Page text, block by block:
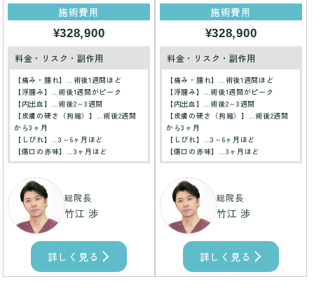
施術費用
¥328,900
料金・リスク・副作用
【痛み・腫れ】…術後1週間ほど
【浮腫み】…術後1週間がピーク
【内出血】…術後2～3週間
【皮膚の硬さ（拘縮）】…術後2週間
から3ヶ月
【しびれ】…3～6ヶ月ほど
【傷口の赤味】…3ヶ月ほど
総院長
竹江 渉
詳しく見る
施術費用
¥328,900
料金・リスク・副作用
【痛み・腫れ】…術後1週間ほど
【浮腫み】…術後1週間がピーク
【内出血】…術後2～3週間
【皮膚の硬さ（拘縮）】…術後2週間
から3ヶ月
【しびれ】…3～6ヶ月ほど
【傷口の赤味】…3ヶ月ほど
総院長
竹江 渉
詳しく見る